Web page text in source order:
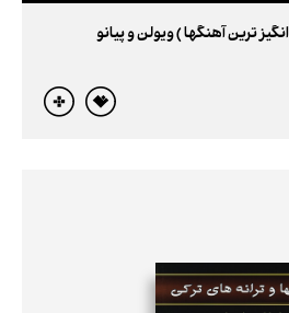
ترین آهنگها ) ویولن و پیانو